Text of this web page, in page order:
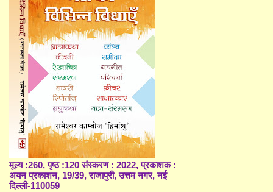
मूल्य :260, पृष्ठ :120 संस्करण : 2022, प्रकाशक :
अयन प्रकाशन, 19/39, राजापुरी, उत्तम नगर, नई
दिल्ली-110059